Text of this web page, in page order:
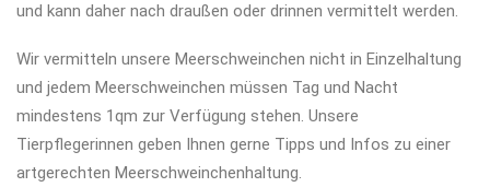
und kann daher nach draußen oder drinnen vermittelt werden.
Wir vermitteln unsere Meerschweinchen nicht in Einzelhaltung
und jedem Meerschweinchen müssen Tag und Nacht
mindestens 1qm zur Verfügung stehen. Unsere
Tierpflegerinnen geben Ihnen gerne Tipps und Infos zu einer
artgerechten Meerschweinchenhaltung.